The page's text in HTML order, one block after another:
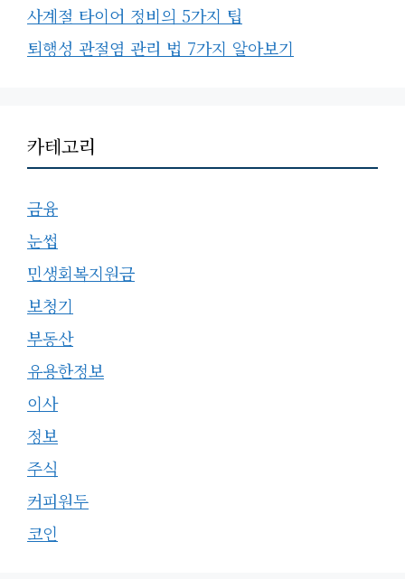
사계절 타이어 정비의 5가지 팁
퇴행성 관절염 관리 법 7가지 알아보기
카테고리
금융
눈썹
민생회복지원금
보청기
부동산
유용한정보
이사
정보
주식
커피원두
코인